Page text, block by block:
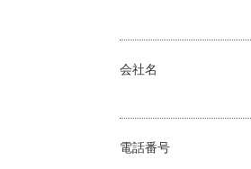
会社名
電話番号